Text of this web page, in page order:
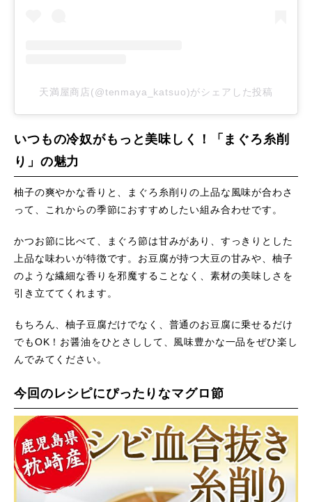
天満屋商店(@tenmaya_katsuo)がシェアした投稿
いつもの冷奴がもっと美味しく！「まぐろ糸削
り」の魅力
柚子の爽やかな香りと、まぐろ糸削りの上品な風味が合わさ
って、これからの季節におすすめしたい組み合わせです。
かつお節に比べて、まぐろ節は甘みがあり、すっきりとした
上品な味わいが特徴です。お豆腐が持つ大豆の甘みや、柚子
のような繊細な香りを邪魔することなく、素材の美味しさを
引き立ててくれます。
もちろん、柚子豆腐だけでなく、普通のお豆腐に乗せるだけ
でもOK！お醤油をひとさしして、風味豊かな一品をぜひ楽し
んでみてください。
今回のレシピにぴったりなマグロ節